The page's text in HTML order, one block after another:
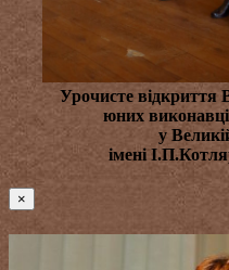
Урочисте відкриття
юних
у
імені
×